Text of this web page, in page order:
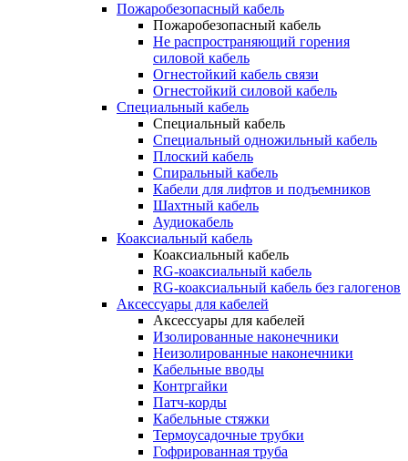
Пожаробезопасный кабель
Пожаробезопасный кабель
Не распространяющий горения
силовой кабель
Огнестойкий кабель связи
Огнестойкий силовой кабель
Специальный кабель
Специальный кабель
Специальный одножильный кабель
Плоский кабель
Спиральный кабель
Кабели для лифтов и подъемников
Шахтный кабель
Аудиокабель
Коаксиальный кабель
Коаксиальный кабель
RG-коаксиальный кабель
RG-коаксиальный кабель без галогенов
Аксессуары для кабелей
Аксессуары для кабелей
Изолированные наконечники
Неизолированные наконечники
Кабельные вводы
Контргайки
Патч-корды
Кабельные стяжки
Термоусадочные трубки
Гофрированная труба